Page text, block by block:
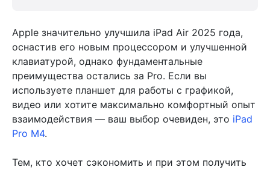
Apple значительно улучшила iPad Air 2025 года,
оснастив его новым процессором и улучшенной
клавиатурой, однако фундаментальные
преимущества остались за Pro. Если вы
используете планшет для работы с графикой,
видео или хотите максимально комфортный опыт
взаимодействия — ваш выбор очевиден, это iPad
Pro M4.
Тем, кто хочет сэкономить и при этом получить